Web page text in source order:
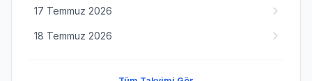
17 Temmuz 2026
18 Temmuz 2026